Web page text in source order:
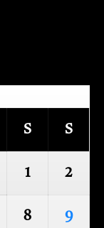
S S
1 2
8 9